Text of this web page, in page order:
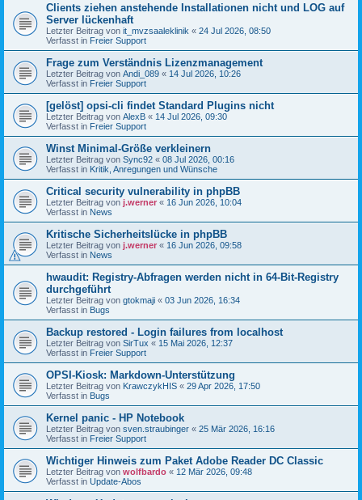
Clients ziehen anstehende Installationen nicht und LOG auf
Server lückenhaft
Letzter Beitrag von it_mvzsaaleklinik « 24 Jul 2026, 08:50
Verfasst in Freier Support
Frage zum Verständnis Lizenzmanagement
Letzter Beitrag von Andi_089 « 14 Jul 2026, 10:26
Verfasst in Freier Support
[gelöst] opsi-cli findet Standard Plugins nicht
Letzter Beitrag von AlexB « 14 Jul 2026, 09:30
Verfasst in Freier Support
Winst Minimal-Größe verkleinern
Letzter Beitrag von Sync92 « 08 Jul 2026, 00:16
Verfasst in Kritik, Anregungen und Wünsche
Critical security vulnerability in phpBB
Letzter Beitrag von j.werner « 16 Jun 2026, 10:04
Verfasst in News
Kritische Sicherheitslücke in phpBB
Letzter Beitrag von j.werner « 16 Jun 2026, 09:58
Verfasst in News
hwaudit: Registry-Abfragen werden nicht in 64-Bit-Registry
durchgeführt
Letzter Beitrag von gtokmaji « 03 Jun 2026, 16:34
Verfasst in Bugs
Backup restored - Login failures from localhost
Letzter Beitrag von SirTux « 15 Mai 2026, 12:37
Verfasst in Freier Support
OPSI-Kiosk: Markdown-Unterstützung
Letzter Beitrag von KrawczykHIS « 29 Apr 2026, 17:50
Verfasst in Bugs
Kernel panic - HP Notebook
Letzter Beitrag von sven.straubinger « 25 Mär 2026, 16:16
Verfasst in Freier Support
Wichtiger Hinweis zum Paket Adobe Reader DC Classic
Letzter Beitrag von wolfbardo « 12 Mär 2026, 09:48
Verfasst in Update-Abos